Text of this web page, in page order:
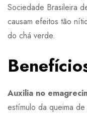
Sociedade Brasileira
causam efeitos tão
do chá verde.
Auxilia no
estímulo da queima